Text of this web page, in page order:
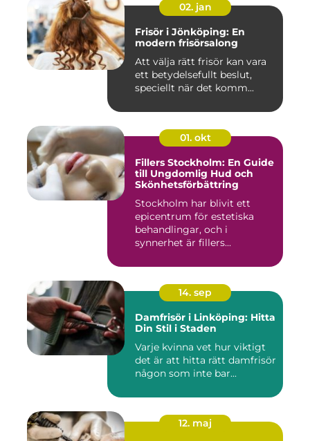
02. jan
Frisör i Jönköping: En
modern frisörsalong
Att välja rätt frisör kan vara
ett betydelsefullt beslut,
speciellt när det komm...
01. okt
Fillers Stockholm: En Guide
till Ungdomlig Hud och
Skönhetsförbättring
Stockholm har blivit ett
epicentrum för estetiska
behandlingar, och i
synnerhet är fillers...
14. sep
Damfrisör i Linköping: Hitta
Din Stil i Staden
Varje kvinna vet hur viktigt
det är att hitta rätt damfrisör
någon som inte bar...
12. maj